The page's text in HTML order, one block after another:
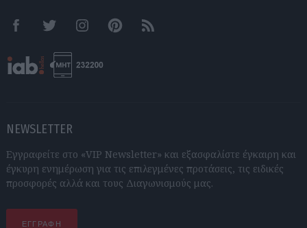
FacebookTwitter InstagramPinterestRSS feeds
NEWSLETTER
Εγγραφείτε στο «VIP Newsletter» και εξασφαλίστε έγκαιρη και
έγκυρη ενημέρωση για τις επιλεγμένες προτάσεις, τις ειδικές
προσφορές αλλά και τους Διαγωνισμούς μας.
ΕΓΓΡΑΦΗ